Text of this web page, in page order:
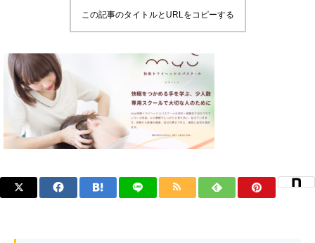
この記事のタイトルとURLをコピーする